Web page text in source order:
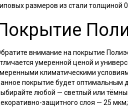
размеров из стали толщиной
внимание на покрытие
умеренной ценой и
климатическими
покрытие будет оптимальным
любой — светлый или
защитного слоя — 25